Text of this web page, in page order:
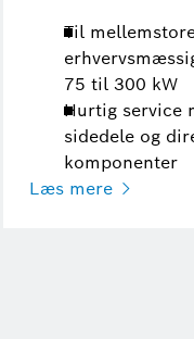
Til
75 til 300 kW
Hurtig service
sidedele og
komponenter
Læs mere